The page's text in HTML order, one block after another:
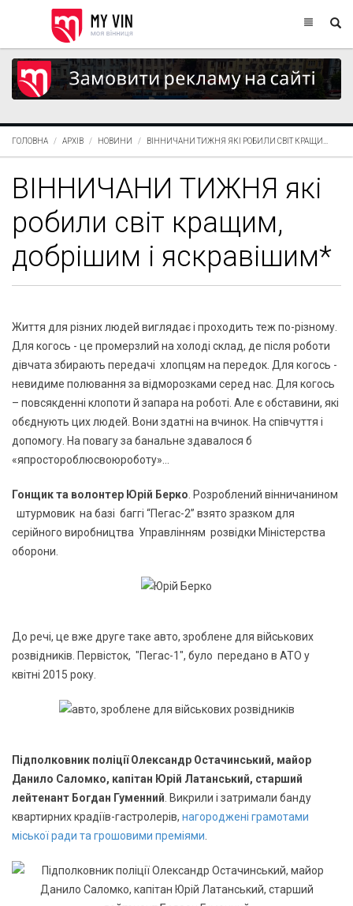
ГОЛОВНА АРХІВ НОВИНИ ВІННИЧАНИ ТИЖНЯ ЯКІ РОБИЛИ СВІТ КРАЩИ...
ВІННИЧАНИ ТИЖНЯ які
робили світ кращим,
добрішим і яскравішим*
Життя для різних людей виглядає і проходить теж по-різному.
Для когось - це промерзлий на холоді склад, де після роботи
дівчата збирають передачі хлопцям на передок. Для когось -
невидиме полювання за відморозками серед нас. Для когось
– повсякденні клопоти й запара на роботі. Але є обставини, які
обєднують цих людей. Вони здатні на вчинок. На співчуття і
допомогу. На повагу за банальне здавалося б
«япростороблюсвоюроботу»…
Гонщик та волонтер Юрій Берко . Розроблений вінничанином
штурмовик на базі баггі “Пегас-2” взято зразком для
серійного виробництва Управлінням розвідки Міністерства
оборони.
До речі, це вже друге таке авто, зроблене для військових
розвідників. Первісток, "Пегас-1", було передано в АТО у
квітні 2015 року.
Підполковник поліції Олександр Остачинський, майор
Данило Саломко, капітан Юрій Латанський, старший
лейтенант Богдан Гуменний . Викрили і затримали банду
квартирних крадіїв-гастролерів, нагороджені грамотами
міської ради та грошовими преміями